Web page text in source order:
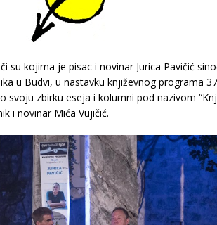
su kojima je pisac i novinar Jurica Pavičić
u Budvi, u nastavku književnog programa
svoju zbirku eseja i kolumni pod nazivom
i novinar Mića Vujičić.